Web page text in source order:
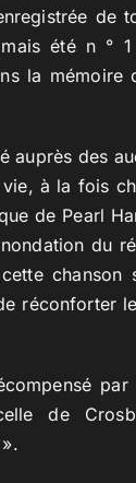
été n °
la
auprès des
à la fois
de Pearl
du
chanson
réconforter
de